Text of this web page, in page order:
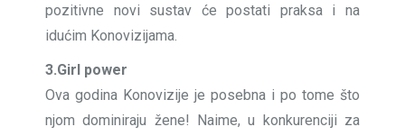
pozitivne novi sustav će postati praksa i na
idućim Konovizijama.
3.Girl power
Ova godina Konovizije je posebna i po tome što
njom dominiraju žene! Naime, u konkurenciji za